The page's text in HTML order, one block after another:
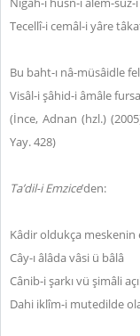
Tecellî-i cemâl-i yâre
Bu baht-ı nâ-müsâidle
Visâl-i şâhid-i âmâle
(İnce, Adnan (hzl.)
Yay. 428)
Ta’dil-i Emzice’den:
Kâdir oldukça meskenin
Cây-ı âlâda vâsi ü bâlâ
Cânib-i şarkı vü şimâli
Dahi iklîm-i mutedilde